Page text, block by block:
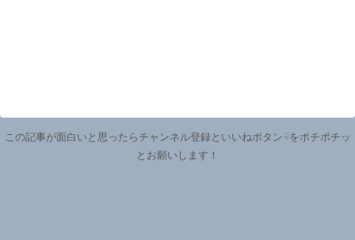
この記事が面白いと思ったらチャンネル登録といいねボタン☟をポチポチッ
とお願いします！